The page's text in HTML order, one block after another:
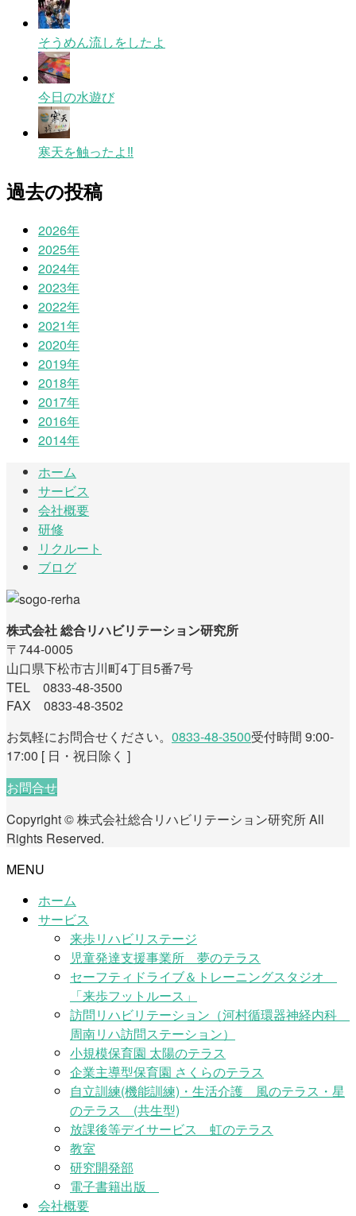
そうめん流しをしたよ
今日の水遊び
寒天を触ったよ‼
過去の投稿
2026年
2025年
2024年
2023年
2022年
2021年
2020年
2019年
2018年
2017年
2016年
2014年
ホーム
サービス
会社概要
研修
リクルート
ブログ
株式会社 総合リハビリテーション研究所
〒744-0005
山口県下松市古川町4丁目5番7号
TEL 0833-48-3500
FAX 0833-48-3502
お気軽にお問合せください。 0833-48-3500受付時間 9:00-
17:00 [ 日・祝日除く ]
お問合せ
Copyright © 株式会社総合リハビリテーション研究所 All
Rights Reserved.
MENU
ホーム
サービス
来歩リハビリステージ
児童発達支援事業所 夢のテラス
セーフティドライブ＆トレーニングスタジオ
「来歩フットルース」
訪問リハビリテーション（河村循環器神経内科
周南リハ訪問ステーション）
小規模保育園 太陽のテラス
企業主導型保育園 さくらのテラス
自立訓練(機能訓練)・生活介護 風のテラス・星
のテラス (共生型)
放課後等デイサービス 虹のテラス
教室
研究開発部
電子書籍出版
会社概要